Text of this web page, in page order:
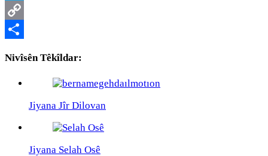
Telegram
Copy
Nivîsên Têkîldar:
Jiyana Jîr Dilovan
Jiyana Selah Osê